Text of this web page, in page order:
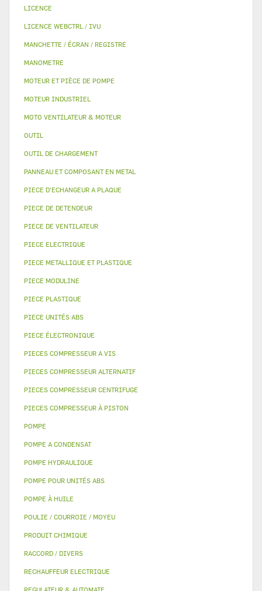
LICENCE
LICENCE WEBCTRL / IVU
MANCHETTE / ÉCRAN / REGISTRE
MANOMETRE
MOTEUR ET PIÈCE DE POMPE
MOTEUR INDUSTRIEL
MOTO VENTILATEUR & MOTEUR
OUTIL
OUTIL DE CHARGEMENT
PANNEAU ET COMPOSANT EN METAL
PIECE D'ECHANGEUR A PLAQUE
PIECE DE DETENDEUR
PIECE DE VENTILATEUR
PIECE ELECTRIQUE
PIECE METALLIQUE ET PLASTIQUE
PIECE MODULINE
PIECE PLASTIQUE
PIECE UNITÉS ABS
PIECE ÉLECTRONIQUE
PIECES COMPRESSEUR A VIS
PIECES COMPRESSEUR ALTERNATIF
PIECES COMPRESSEUR CENTRIFUGE
PIECES COMPRESSEUR À PISTON
POMPE
POMPE A CONDENSAT
POMPE HYDRAULIQUE
POMPE POUR UNITÉS ABS
POMPE À HUILE
POULIE / COURROIE / MOYEU
PRODUIT CHIMIQUE
RACCORD / DIVERS
RECHAUFFEUR ELECTRIQUE